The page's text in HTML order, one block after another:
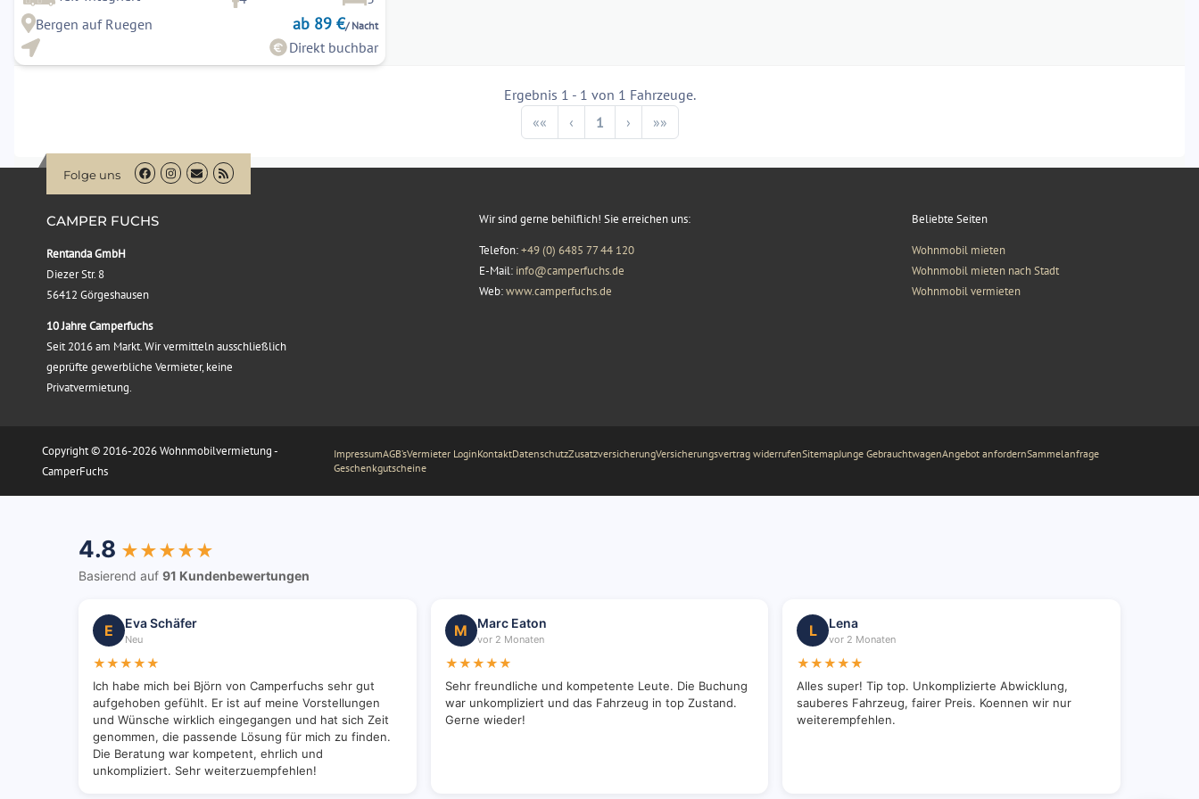
Bergen auf Ruegen
ab 89 €/ Nacht
Direkt buchbar
Ergebnis 1 - 1 von 1 Fahrzeuge.
««
‹Previous
1 ›Next»»
Folge uns
CAMPER FUCHS
Rentanda GmbH
Diezer Str. 8
56412 Görgeshausen
10 Jahre Camperfuchs
Seit 2016 am Markt. Wir vermitteln ausschließlich
geprüfte gewerbliche Vermieter, keine
Privatvermietung.
Wir sind gerne behilflich! Sie erreichen uns:
Telefon:+49 (0) 6485 77 44 120
E-Mail: info@camperfuchs.de
Web:www.camperfuchs.de
Beliebte Seiten
Wohnmobil mieten
Wohnmobil mieten nach Stadt
Wohnmobil vermieten
Copyright © 2016-2026 Wohnmobilvermietung -
CamperFuchs
ImpressumAGB’sVermieter LoginKontaktDatenschutzZusatzversicherungVersicherungsvertrag widerrufenSitemapJunge GebrauchtwagenAngebot anfordernSammelanfrage
Geschenkgutscheine
4.8 ★★★★★
Basierend auf 91 Kundenbewertungen
E Eva Schäfer
Neu
★★★★★
Ich habe mich bei Björn von Camperfuchs sehr gut
aufgehoben gefühlt. Er ist auf meine Vorstellungen
und Wünsche wirklich eingegangen und hat sich Zeit
genommen, die passende Lösung für mich zu finden.
Die Beratung war kompetent, ehrlich und
unkompliziert. Sehr weiterzuempfehlen!
M Marc Eaton
vor 2 Monaten
★★★★★
Sehr freundliche und kompetente Leute. Die Buchung
war unkompliziert und das Fahrzeug in top Zustand.
Gerne wieder!
L Lena
vor 2 Monaten
★★★★★
Alles super! Tip top. Unkomplizierte Abwicklung,
sauberes Fahrzeug, fairer Preis. Koennen wir nur
weiterempfehlen.